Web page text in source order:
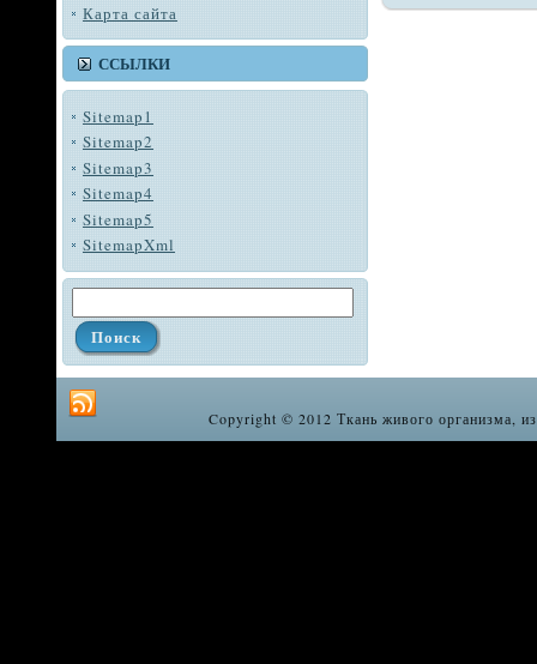
Карта сайта
ССЫЛКИ
Sitemap1
Sitemap2
Sitemap3
Sitemap4
Sitemap5
SitemapXml
Copyright © 2012 Ткань живого организма,